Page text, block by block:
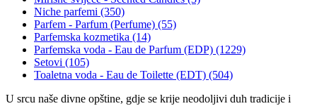
Niche parfemi (350)
Parfem - Parfum (Perfume) (55)
Parfemska kozmetika (14)
Parfemska voda - Eau de Parfum (EDP) (1229)
Setovi (105)
Toaletna voda - Eau de Toilette (EDT) (504)
U srcu naše divne opštine, gdje se krije neodoljivi duh tradicije i